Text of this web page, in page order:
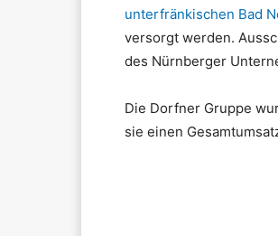
unterfränkischen Bad
versorgt werden.
des Nürnberger
Die Dorfner Gruppe
sie einen